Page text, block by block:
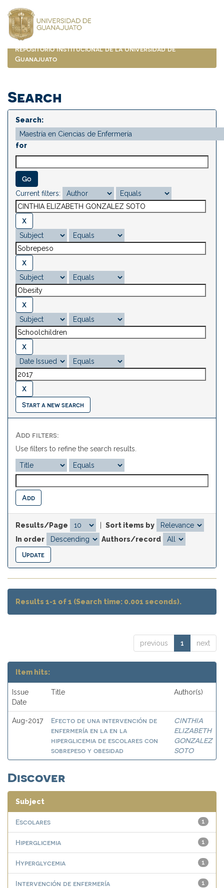
navigation
Repositorio Institucional de la Universidad de
Guanajuato
Search
Search:
for
Current filters:
Start a new search
Add filters:
Use filters to refine the search results.
Results/Page
Sort items by
In order
Authors/record
Results 1-1 of 1 (Search time: 0.001 seconds).
previous 1 next
Item hits:
Issue
Date
Title Author(s)
Aug-2017
Efecto de una intervención de
enfermería en la en la
hiperglicemia de escolares con
sobrepeso y obesidad
CINTHIA
ELIZABETH
GONZALEZ
SOTO
Discover
Subject
1
Escolares
1
Hiperglicemia
1
Hyperglycemia
1
Intervención de enfermería